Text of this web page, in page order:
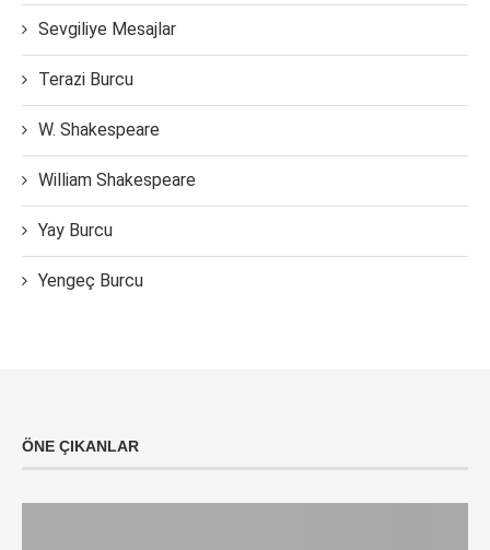
Sevgiliye Mesajlar
Terazi Burcu
W. Shakespeare
William Shakespeare
Yay Burcu
Yengeç Burcu
ÖNE ÇIKANLAR